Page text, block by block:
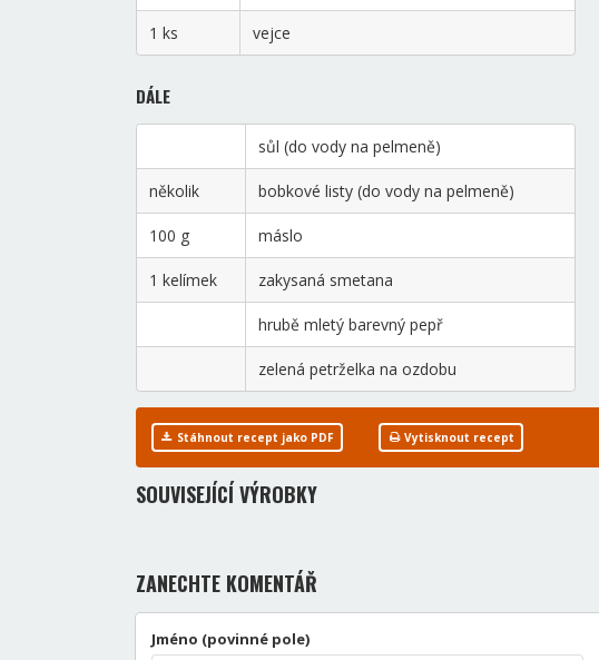
1 ks vejce
DÁLE
sůl (do vody na pelmeně)
několik bobkové listy (do vody na pelmeně)
100 g máslo
1 kelímek zakysaná smetana
hrubě mletý barevný pepř
zelená petrželka na ozdobu
Stáhnout recept jako PDF Vytisknout recept
SOUVISEJÍCÍ VÝROBKY
ZANECHTE KOMENTÁŘ
Jméno (povinné pole)